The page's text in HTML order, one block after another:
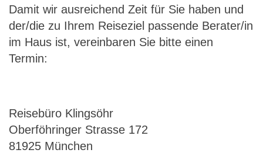
Damit wir ausreichend Zeit für Sie haben und
der/die zu Ihrem Reiseziel passende Berater/in
im Haus ist, vereinbaren Sie bitte einen
Termin:
Reisebüro Klingsöhr
Oberföhringer Strasse 172
81925 München